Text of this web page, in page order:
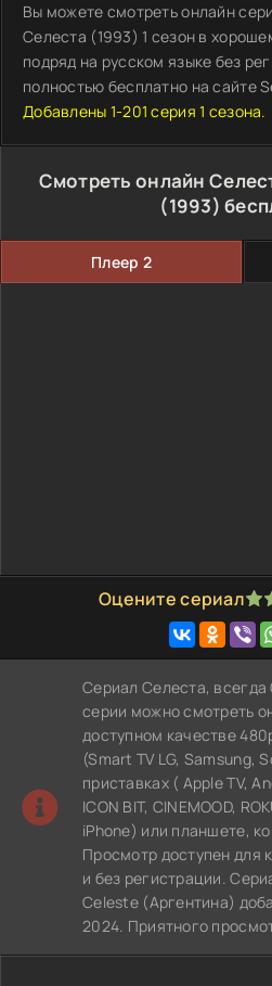
Вы можете смотреть онлайн
Селеста (1993) 1 сезон в
подряд на русском языке без
полностью бесплатно на сайте
Добавлены 1-201 серия 1 сезона.
Смотреть онлайн
(1993)
Плеер 2
Оцените сериал
1 2 3 4 5
Сериал Селеста,
серии можно смотреть
доступном качестве
(Smart TV LG, Samsung,
приставках ( Apple TV,
ICON BIT, CINEMOOD,
iPhone) или планшете,
Просмотр доступен для
и без регистрации.
Celeste (Аргентина)
2024. Приятного